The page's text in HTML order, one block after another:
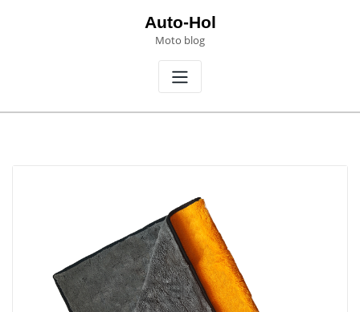
Auto-Hol
Moto blog